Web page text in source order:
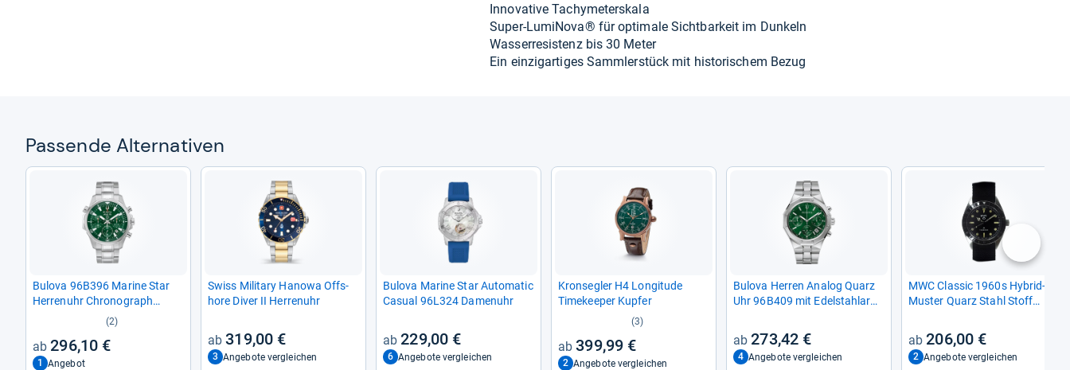
Inno­va­tive Tachy­me­ters­kala
Super-​Lumi­Nova® für opti­male Sicht­bar­keit im Dun­keln
Was­ser­re­sis­tenz bis 30 Meter
Ein ein­zig­ar­ti­ges Samm­ler­stück mit his­to­ri­schem Bezug
Pas­sende Alter­na­ti­ven
Bulova 96B396 Marine Star
Her­ren­uhr Chro­no­graph
(2)
296,10 €
1 Angebot
Swiss Mili­tary Hanowa Offs­
hore Diver II Her­ren­uhr
319,00 €
3 Angebote vergleichen
Bulova Marine Star Auto­ma­tic
Casual 96L324 Damen­uhr
229,00 €
6 Angebote vergleichen
Kron­seg­ler H4 Lon­gi­tude
Time­kee­per Kup­fer
(3)
399,99 €
2 Angebote vergleichen
Bulova Her­ren Ana­log Quarz
Uhr 96B409 mit Edel­stahl­arm­
273,42 €
4 Angebote vergleichen
MWC Clas­sic 1960s Hybrid-​
Mus­ter Quarz Stahl Stoff
ren, Schwarz
206,00 €
2 Angebote vergleichen
nächste